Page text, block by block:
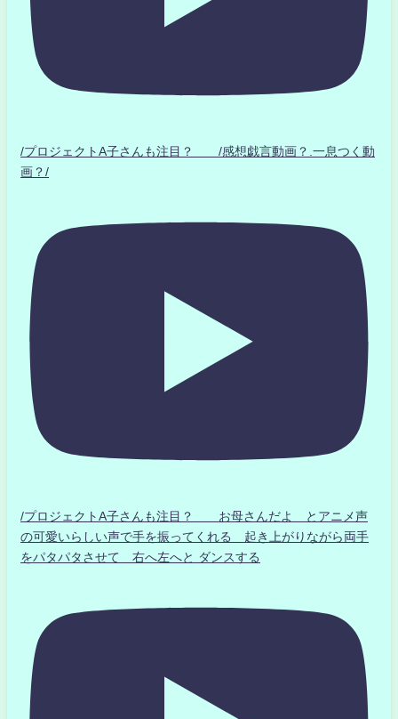
/プロジェクトA子さんも注目？ /感想戯言動画？.一息つく動
画？/
/プロジェクトA子さんも注目？ お母さんだよ とアニメ声
の可愛いらしい声で手を振ってくれる 起き上がりながら両手
をパタパタさせて 右へ左へと ダンスする